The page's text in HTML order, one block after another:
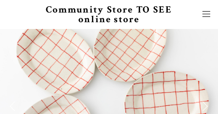
Community Store TO SEE
online store